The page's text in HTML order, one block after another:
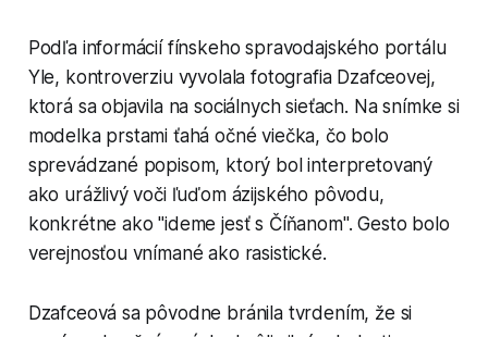
Podľa informácií fínskeho spravodajského portálu
Yle, kontroverziu vyvolala fotografia Dzafceovej,
ktorá sa objavila na sociálnych sieťach. Na snímke si
modelka prstami ťahá očné viečka, čo bolo
sprevádzané popisom, ktorý bol interpretovaný
ako urážlivý voči ľuďom ázijského pôvodu,
konkrétne ako "ideme jesť s Číňanom". Gesto bolo
verejnosťou vnímané ako rasistické.
Dzafceová sa pôvodne bránila tvrdením, že si